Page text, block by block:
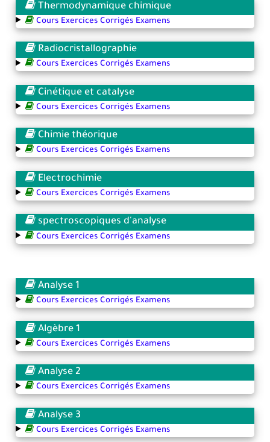
Thermodynamique chimique
Cours Exercices Corrigés Examens
Radiocristallographie
Cours Exercices Corrigés Examens
Cinétique et catalyse
Cours Exercices Corrigés Examens
Chimie théorique
Cours Exercices Corrigés Examens
Electrochimie
Cours Exercices Corrigés Examens
spectroscopiques d'analyse
Cours Exercices Corrigés Examens
Analyse 1
Cours Exercices Corrigés Examens
Algèbre 1
Cours Exercices Corrigés Examens
Analyse 2
Cours Exercices Corrigés Examens
Analyse 3
Cours Exercices Corrigés Examens